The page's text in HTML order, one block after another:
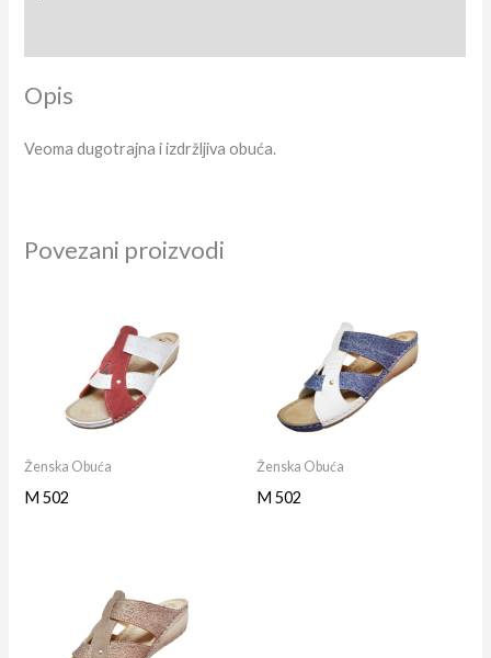
Opis
Veoma dugotrajna i izdržljiva obuća.
Povezani proizvodi
Ženska Obuća
M 502
Ženska Obuća
M 502